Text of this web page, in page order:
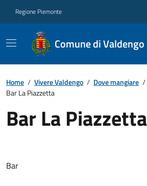
Regione Piemonte
Comune di Valdengo
Home / Vivere Valdengo / Dove mangiare /
Bar La Piazzetta
Bar La Piazzetta
Bar